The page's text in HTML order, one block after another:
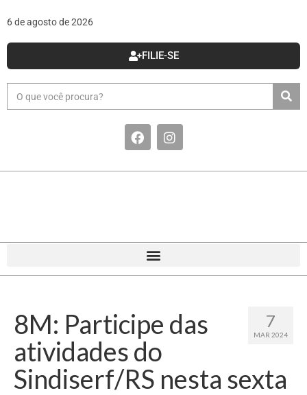
6 de agosto de 2026
FILIE-SE
7
MAR 2024
8M: Participe das
atividades do
Sindiserf/RS nesta sexta